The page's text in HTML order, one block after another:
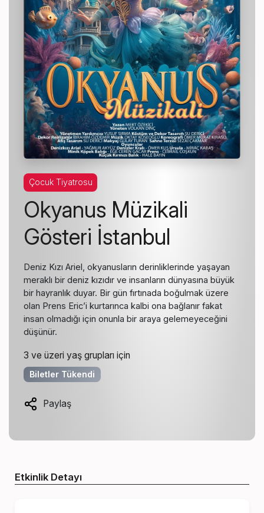
Çocuk Tiyatrosu
Okyanus Müzikali
Gösteri İstanbul
Deniz Kızı Ariel, okyanusların derinliklerinde yaşayan
meraklı bir deniz kızıdır ve insanların dünyasına büyük
bir hayranlık duyar. Bir gün fırtınada boğulmak üzere
olan Prens Eric’i kurtarınca kalbi ona bağlanır fakat
insan olmadığı için onunla bir araya gelemeyeceğini
düşünür.
3 ve üzeri yaş grupları için
Biletler Tükendi
Paylaş
Etkinlik Detayı